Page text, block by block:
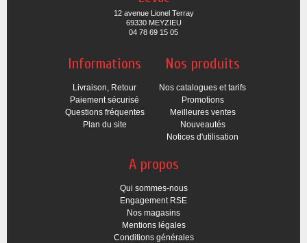
12 avenue Lionel Terray
69330 MEYZIEU
04 78 69 15 05
Informations
Livraison, Retour
Paiement sécurisé
Questions fréquentes
Plan du site
Nos produits
Nos catalogues et tarifs
Promotions
Meilleures ventes
Nouveautés
Notices d'utilisation
A propos
Qui sommes-nous
Engagement RSE
Nos magasins
Mentions légales
Conditions générales